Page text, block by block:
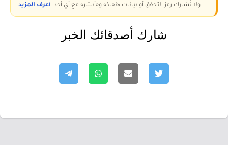
ولا تُشارك رمز التحقق أو بيانات «نفاذ» و«أبشر» مع أي أحد. اعرف المزيد
شارك أصدقائك الخبر